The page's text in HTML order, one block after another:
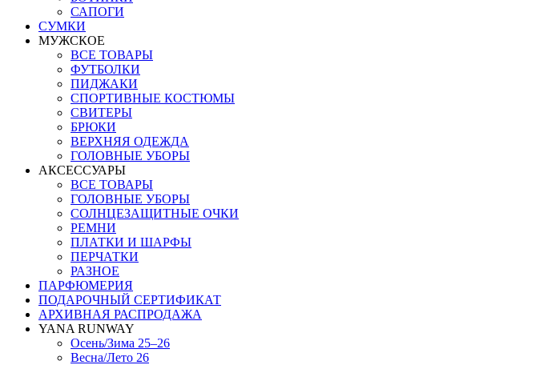
САПОГИ
СУМКИ
МУЖСКОЕ
ВСЕ ТОВАРЫ
ФУТБОЛКИ
ПИДЖАКИ
СПОРТИВНЫЕ КОСТЮМЫ
СВИТЕРЫ
БРЮКИ
ВЕРХНЯЯ ОДЕЖДА
ГОЛОВНЫЕ УБОРЫ
АКСЕССУАРЫ
ВСЕ ТОВАРЫ
ГОЛОВНЫЕ УБОРЫ
СОЛНЦЕЗАЩИТНЫЕ ОЧКИ
РЕМНИ
ПЛАТКИ И ШАРФЫ
ПЕРЧАТКИ
РАЗНОЕ
ПАРФЮМЕРИЯ
ПОДАРОЧНЫЙ СЕРТИФИКАТ
АРХИВНАЯ РАСПРОДАЖА
YANA RUNWAY
Осень/Зима 25–26
Весна/Лето 26